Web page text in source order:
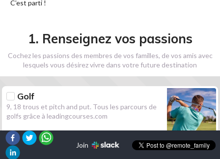
C’est parti !
1. Renseignez vos passions
Cochez les passions des membres de vos familles, de vos amis avec
lesquels vous désirez vivre dans votre future destination
Golf
9, 18 trous et pitch and put. Tous les parcours de
golfs grâce à leadingcourses.com
Randonnée
Join